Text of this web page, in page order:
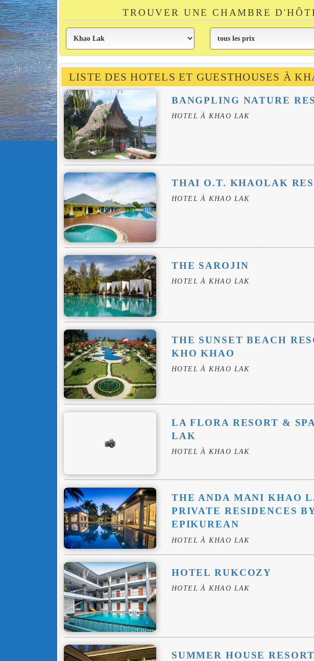
TROUVER UNE CHAMBRE
LISTE DES HOTELS ET GUESTHOUSES À
BANGPLING NATURE
HOTEL À KHAO LAK
THAI O.T. KHAOLAK
HOTEL À KHAO LAK
THE SAROJIN
HOTEL À KHAO LAK
THE SUNSET BEACH
KHO KHAO
HOTEL À KHAO LAK
LA FLORA RESORT &
LAK
HOTEL À KHAO LAK
THE ANDA MANI KHAO
PRIVATE RESIDENCES
EPIKUREAN
HOTEL À KHAO LAK
HOTEL RUKCOZY
HOTEL À KHAO LAK
SUMMER HOUSE RESORT